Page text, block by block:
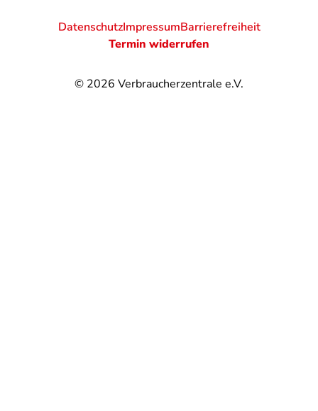
© 2026 Verbraucherzentrale e.V.
DatenschutzImpressumBarrierefreiheit
Termin widerrufen